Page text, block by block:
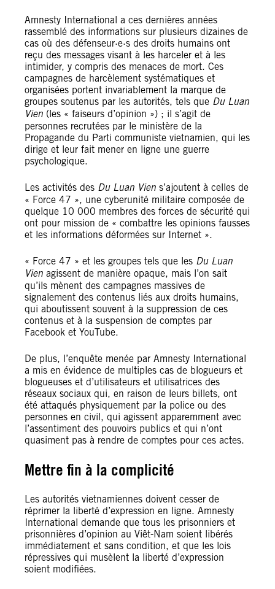
Amnesty International a ces dernières années
rassemblé des informations sur plusieurs dizaines de
cas où des défenseur·e·s des droits humains ont
reçu des messages visant à les harceler et à les
intimider, y compris des menaces de mort. Ces
campagnes de harcèlement systématiques et
organisées portent invariablement la marque de
groupes soutenus par les autorités, tels que Du Luan
Vien (les « faiseurs d’opinion ») ; il s’agit de
personnes recrutées par le ministère de la
Propagande du Parti communiste vietnamien, qui les
dirige et leur fait mener en ligne une guerre
psychologique.
Les activités des Du Luan Vien s’ajoutent à celles de
« Force 47 », une cyberunité militaire composée de
quelque 10 000 membres des forces de sécurité qui
ont pour mission de « combattre les opinions fausses
et les informations déformées sur Internet ».
« Force 47 » et les groupes tels que les Du Luan
Vien agissent de manière opaque, mais l’on sait
qu’ils mènent des campagnes massives de
signalement des contenus liés aux droits humains,
qui aboutissent souvent à la suppression de ces
contenus et à la suspension de comptes par
Facebook et YouTube.
De plus, l’enquête menée par Amnesty International
a mis en évidence de multiples cas de blogueurs et
blogueuses et d’utilisateurs et utilisatrices des
réseaux sociaux qui, en raison de leurs billets, ont
été attaqués physiquement par la police ou des
personnes en civil, qui agissent apparemment avec
l’assentiment des pouvoirs publics et qui n’ont
quasiment pas à rendre de comptes pour ces actes.
Mettre fin à la complicité
Les autorités vietnamiennes doivent cesser de
réprimer la liberté d’expression en ligne. Amnesty
International demande que tous les prisonniers et
prisonnières d’opinion au Viêt-Nam soient libérés
immédiatement et sans condition, et que les lois
répressives qui musèlent la liberté d’expression
soient modifiées.